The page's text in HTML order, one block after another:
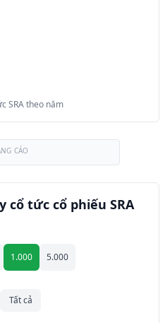
SRA theo năm
CÁO
tức cổ phiếu SRA
1.000 5.000
Tất cả